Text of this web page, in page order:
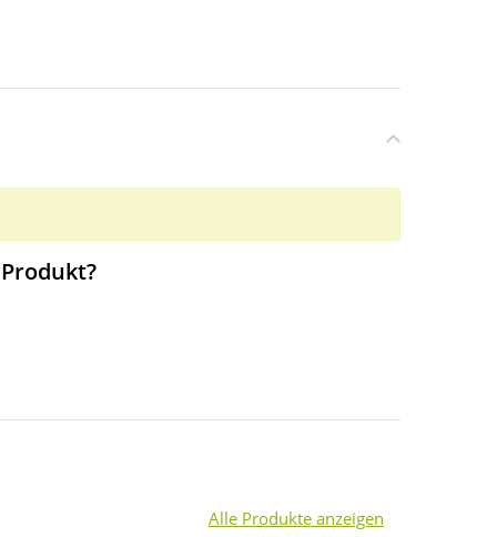
Alle Produkte anzeigen